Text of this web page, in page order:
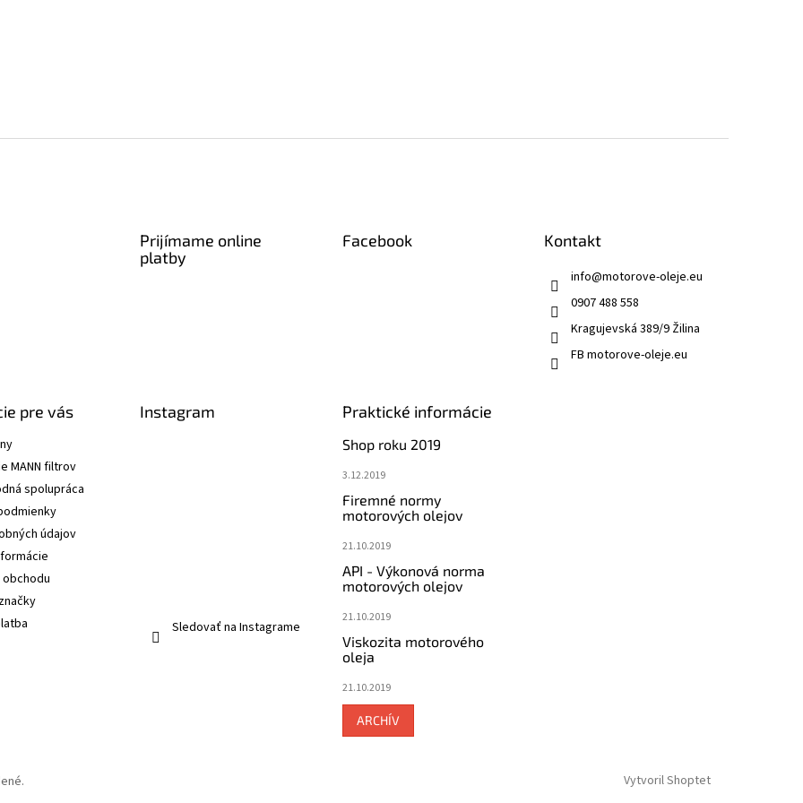
Prijímame online
platby
Facebook Kontakt
info@motorove-oleje.eu
0907 488 558
Kragujevská 389/9 Žilina
FB motorove-oleje.eu
pre vás
MANN filtrov
spolupráca
údajov
Instagram
Sledovať na Instagrame
Praktické informácie
Shop roku 2019
3.12.2019
Firemné normy
motorových olejov
21.10.2019
API - Výkonová norma
motorových olejov
21.10.2019
Viskozita motorového
oleja
21.10.2019
ARCHÍV
Vytvoril Shoptet